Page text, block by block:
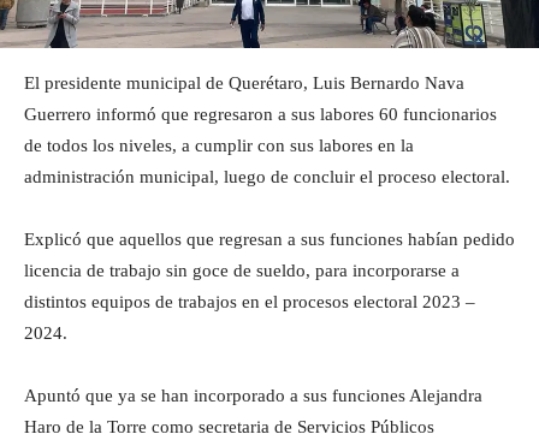
El presidente municipal de Querétaro, Luis Bernardo Nava
Guerrero informó que regresaron a sus labores 60 funcionarios
de todos los niveles, a cumplir con sus labores en la
administración municipal, luego de concluir el proceso electoral.
Explicó que aquellos que regresan a sus funciones habían pedido
licencia de trabajo sin goce de sueldo, para incorporarse a
distintos equipos de trabajos en el procesos electoral 2023 –
2024.
Apuntó que ya se han incorporado a sus funciones Alejandra
Haro de la Torre como secretaria de Servicios Públicos